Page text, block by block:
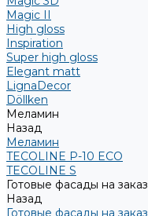
Magic II
High gloss
Inspiration
Super high gloss
Elegant matt
LignaDecor
Döllken
Меламин
Назад
Меламин
TECOLINE P-10 ECO
TECOLINE S
Готовые фасады на заказ
Назад
Готовые фасады на заказ